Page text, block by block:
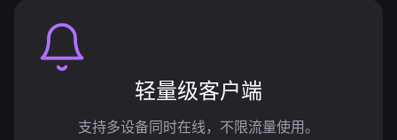
轻量级客户端
支持多设备同时在线，不限流量使用。